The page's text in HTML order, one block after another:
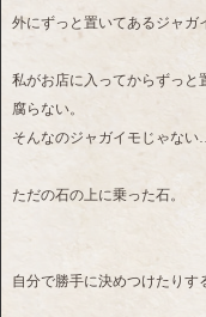
外にずっと置いてあるジャガ
私がお店に入ってからずっと
腐らない。
そんなのジャガイモじゃない
ただの石の上に乗った石。
自分で勝手に決めつけたりす